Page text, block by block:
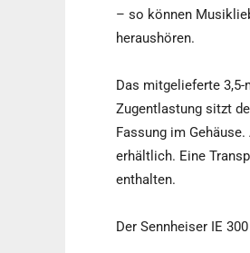
– so können
heraushören.
Das mitgelieferte
Zugentlastung sitzt
Fassung im
erhältlich. Eine
enthalten.
Der Sennheiser IE